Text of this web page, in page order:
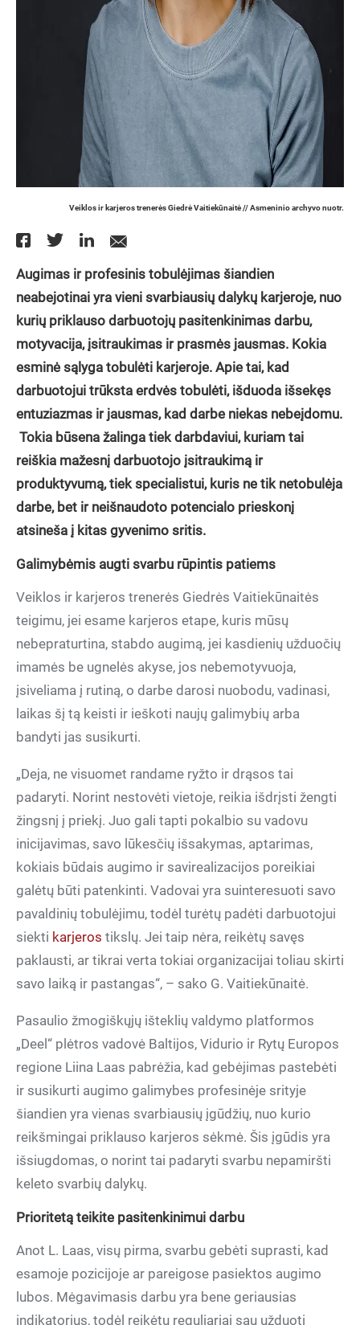
Veiklos ir karjeros trenerės Giedrė Vaitiekūnaitė // Asmeninio archyvo nuotr.
Augimas ir profesinis tobulėjimas šiandien
neabejotinai yra vieni svarbiausių dalykų karjeroje, nuo
kurių priklauso darbuotojų pasitenkinimas darbu,
motyvacija, įsitraukimas ir prasmės jausmas. Kokia
esminė sąlyga tobulėti karjeroje. Apie tai, kad
darbuotojui trūksta erdvės tobulėti, išduoda išsekęs
entuziazmas ir jausmas, kad darbe niekas nebeįdomu.
Tokia būsena žalinga tiek darbdaviui, kuriam tai
reiškia mažesnį darbuotojo įsitraukimą ir
produktyvumą, tiek specialistui, kuris ne tik netobulėja
darbe, bet ir neišnaudoto potencialo prieskonį
atsineša į kitas gyvenimo sritis.
Galimybėmis augti svarbu rūpintis patiems
Veiklos ir karjeros trenerės Giedrės Vaitiekūnaitės
teigimu, jei esame karjeros etape, kuris mūsų
nebepraturtina, stabdo augimą, jei kasdienių užduočių
imamės be ugnelės akyse, jos nebemotyvuoja,
įsiveliama į rutiną, o darbe darosi nuobodu, vadinasi,
laikas šį tą keisti ir ieškoti naujų galimybių arba
bandyti jas susikurti.
„Deja, ne visuomet randame ryžto ir drąsos tai
padaryti. Norint nestovėti vietoje, reikia išdrįsti žengti
žingsnį į priekį. Juo gali tapti pokalbio su vadovu
inicijavimas, savo lūkesčių išsakymas, aptarimas,
kokiais būdais augimo ir savirealizacijos poreikiai
galėtų būti patenkinti. Vadovai yra suinteresuoti savo
pavaldinių tobulėjimu, todėl turėtų padėti darbuotojui
siekti karjeros tikslų. Jei taip nėra, reikėtų savęs
paklausti, ar tikrai verta tokiai organizacijai toliau skirti
savo laiką ir pastangas“, – sako G. Vaitiekūnaitė.
Pasaulio žmogiškųjų išteklių valdymo platformos
„Deel“ plėtros vadovė Baltijos, Vidurio ir Rytų Europos
regione Liina Laas pabrėžia, kad gebėjimas pastebėti
ir susikurti augimo galimybes profesinėje srityje
šiandien yra vienas svarbiausių įgūdžių, nuo kurio
reikšmingai priklauso karjeros sėkmė. Šis įgūdis yra
išsiugdomas, o norint tai padaryti svarbu nepamiršti
keleto svarbių dalykų.
Prioritetą teikite pasitenkinimui darbu
Anot L. Laas, visų pirma, svarbu gebėti suprasti, kad
esamoje pozicijoje ar pareigose pasiektos augimo
lubos. Mėgavimasis darbu yra bene geriausias
indikatorius, todėl reikėtų reguliariai sau užduoti